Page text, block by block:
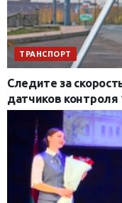
ТРАНСПОРТ
Следите за
датчиков контроля